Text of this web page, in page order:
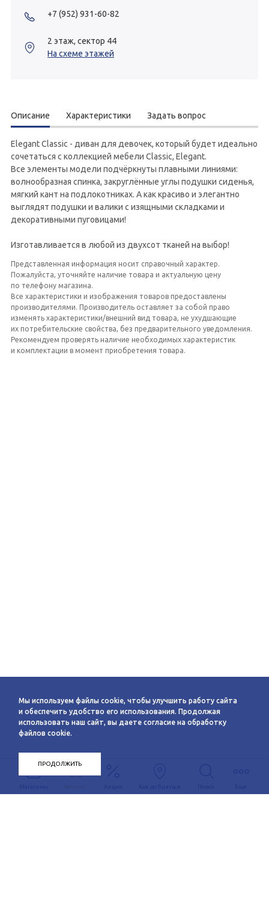
Каталог
+7 (952) 931-60-82
2 этаж, сектор 44
На схеме этажей
Описание Характеристики Задать вопрос
Elegant Classic - диван для девочек, который будет идеально
сочетаться с коллекцией мебели Classic, Elegant.
Все элементы модели подчёркнуты плавными линиями:
волнообразная спинка, закруглённые углы подушки сиденья,
мягкий кант на подлокотниках. А как красиво и элегантно
выглядят подушки и валики с изящными складками и
декоративными пуговицами!
Изготавливается в любой из двухсот тканей на выбор!
Представленная информация носит справочный характер.
Пожалуйста, уточняйте наличие товара и актуальную цену
по телефону магазина.
Все характеристики и изображения товаров предоставлены
производителями. Производитель оставляет за собой право
изменять характеристики/внешний вид товара, не ухудшающие
их потребительские свойства, без предварительного уведомления.
Рекомендуем проверять наличие необходимых характеристик
и комплектации в момент приобретения товара.
Мы используем файлы cookie, чтобы улучшить работу сайта
и обеспечить удобство его использования. Продолжая
использовать наш сайт, вы даете согласие на обработку
файлов cookie.
ПРОДОЛЖИТЬ